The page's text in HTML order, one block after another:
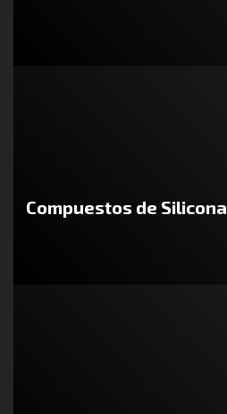
Compuestos de Silicona